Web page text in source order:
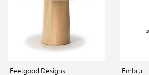
Feelgood Designs
Embru